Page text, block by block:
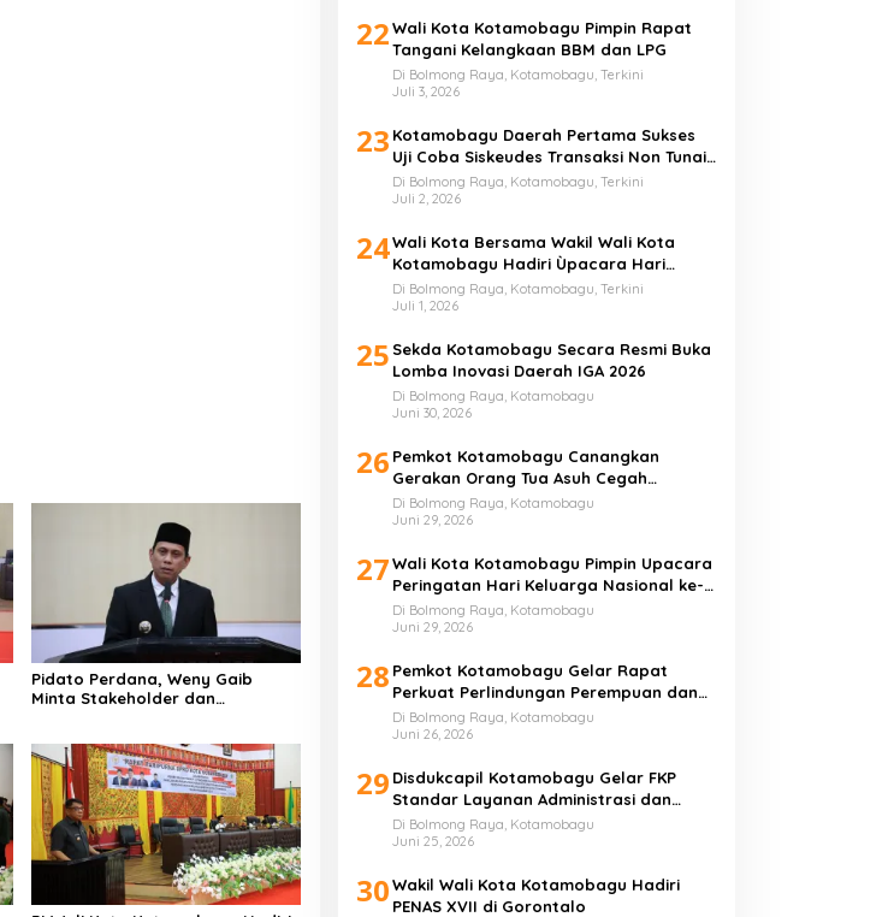
Pidato Perdana, Weny Gaib
Minta Stakeholder dan
22Wali Kota Kotamobagu Pimpin Rapat
Tangani Kelangkaan BBM dan LPG
Di Bolmong Raya, Kotamobagu, Terkini
Juli 3, 2026
23 Kotamobagu Daerah Pertama Sukses
Uji Coba Siskeudes Transaksi Non Tunai
di Desa
Di Bolmong Raya, Kotamobagu, Terkini
Juli 2, 2026
24Wali Kota Bersama Wakil Wali Kota
Kotamobagu Hadiri Ùpacara Hari
Bhayangkara ke-80
Di Bolmong Raya, Kotamobagu, Terkini
Juli 1, 2026
25 Sekda Kotamobagu Secara Resmi Buka
Lomba Inovasi Daerah IGA 2026
Di Bolmong Raya, Kotamobagu
Juni 30, 2026
26 Pemkot Kotamobagu Canangkan
Gerakan Orang Tua Asuh Cegah
Stunting
Di Bolmong Raya, Kotamobagu
Juni 29, 2026
27Wali Kota Kotamobagu Pimpin Upacara
Peringatan Hari Keluarga Nasional ke-
33 Tahun
Di Bolmong Raya, Kotamobagu
Juni 29, 2026
28 Pemkot Kotamobagu Gelar Rapat
Perkuat Perlindungan Perempuan dan
Anak
Di Bolmong Raya, Kotamobagu
Juni 26, 2026
29 Disdukcapil Kotamobagu Gelar FKP
Standar Layanan Administrasi dan
Kependudukan
Di Bolmong Raya, Kotamobagu
Juni 25, 2026
30Wakil Wali Kota Kotamobagu Hadiri
PENAS XVII di Gorontalo